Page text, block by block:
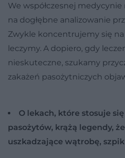
We współczesnej
na dogłębne analizowanie
Zwykle koncentrujemy się
leczymy. A dopiero, gdy
nieskuteczne, szukamy
zakażeń pasożytniczych
O lekach, które stosuje
pasożytów, krążą legendy,
uszkadzające wątrobę,